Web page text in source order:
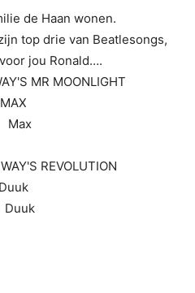
de Haan wonen.
top drie van Beatlesongs,
jou Ronald….
MR MOONLIGHT
MAX
REVOLUTION
Duuk